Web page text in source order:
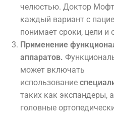
челюстью. Доктор
каждый вариант с
понимает сроки, цели и
Применение
аппаратов.
может включать
использование
таких как экспандеры,
головные